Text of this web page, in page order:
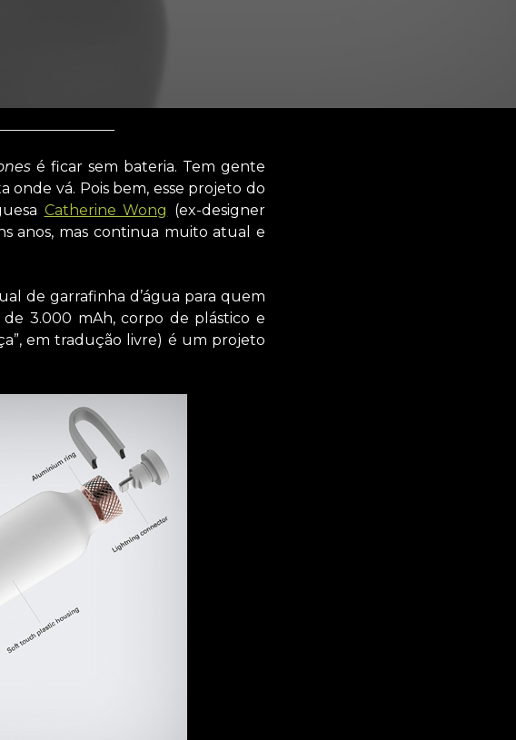
é ficar sem bateria. Tem gente
onde vá. Pois bem, esse projeto do
Catherine Wong (ex-designer
anos, mas continua muito atual e
de garrafinha d’água para quem
3.000 mAh, corpo de plástico e
em tradução livre) é um projeto